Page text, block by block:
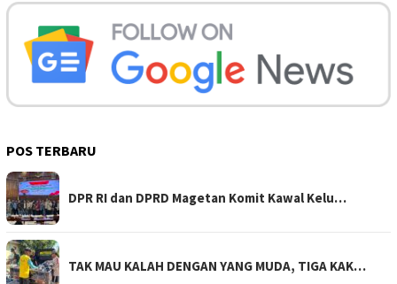
POS TERBARU
DPR RI dan DPRD Magetan Komit Kawal Kelu…
TAK MAU KALAH DENGAN YANG MUDA, TIGA KAK…